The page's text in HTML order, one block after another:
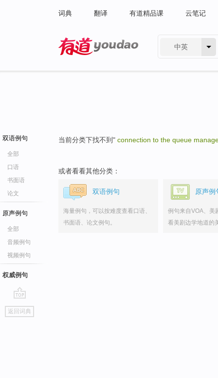
词典 翻译 有道精品课 云笔记
中英
双语例句
全部
口语
书面语
论文
原声例句
全部
音频例句
视频例句
权威例句
go
top
返回词典
当前分类下找不到" connection to the queue
或者看看其他分类：
双语例句
海量例句，可以按难度查看口语、
书面语、论文例句。
原声例
例句来自VOA、美
看美剧边学地道的